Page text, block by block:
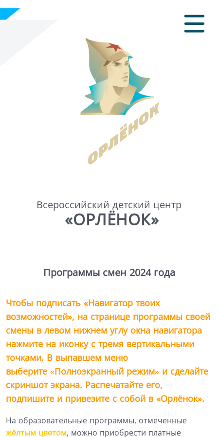
Всероссийский детский центр
«ОРЛЁНОК»
Программы смен 2024 года
Чтобы подписать «Навигатор твоих
возможностей», на странице программы своей
смены в левом нижнем углу окна навигатора
нажмите на иконку с тремя вертикальными
точками. В выпавшем меню
выберите «Полноэкранный режим» и сделайте
скриншот экрана. Распечатайте его,
подпишите и привезите с собой в «Орлёнок».
На образовательные программы, отмеченные
жёлтым цветом, можно приобрести платные